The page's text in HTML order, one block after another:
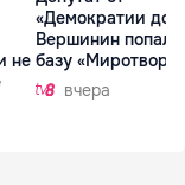
не
«Демократии
Вершинин попал в
базу
вчера